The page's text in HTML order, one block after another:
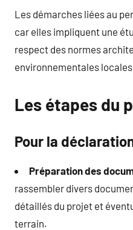
Les démarches liées au
car elles impliquent une
respect des normes
environnementales
Les étapes du
Pour la
Préparation des
rassembler divers
détaillés du projet et
terrain.